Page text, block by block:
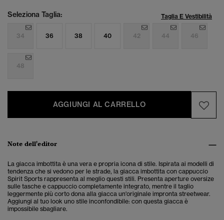
Seleziona Taglia: Taglia E Vestibilità
34 36 38 40 42 44 46
48
AGGIUNGI AL CARRELLO
Note dell'editor
La giacca imbottita è una vera e propria icona di stile. Ispirata ai modelli di
tendenza che si vedono per le strade, la giacca imbottita con cappuccio
Spirit Sports rappresenta al meglio questi stili. Presenta aperture oversize
sulle tasche e cappuccio completamente integrato, mentre il taglio
leggermente più corto dona alla giacca un'originale impronta streetwear.
Aggiungi al tuo look uno stile inconfondibile: con questa giacca è
impossibile sbagliare.